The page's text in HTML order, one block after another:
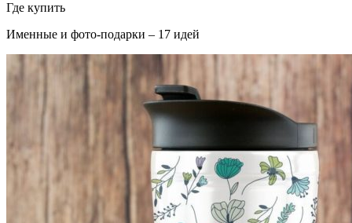
Где купить
Именные и фото-подарки – 17 идей